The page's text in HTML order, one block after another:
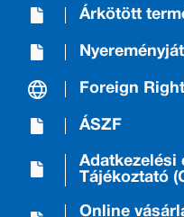
Árkötött
Foreign
ÁSZF
Adatkezelési
Tájékoztató
Online